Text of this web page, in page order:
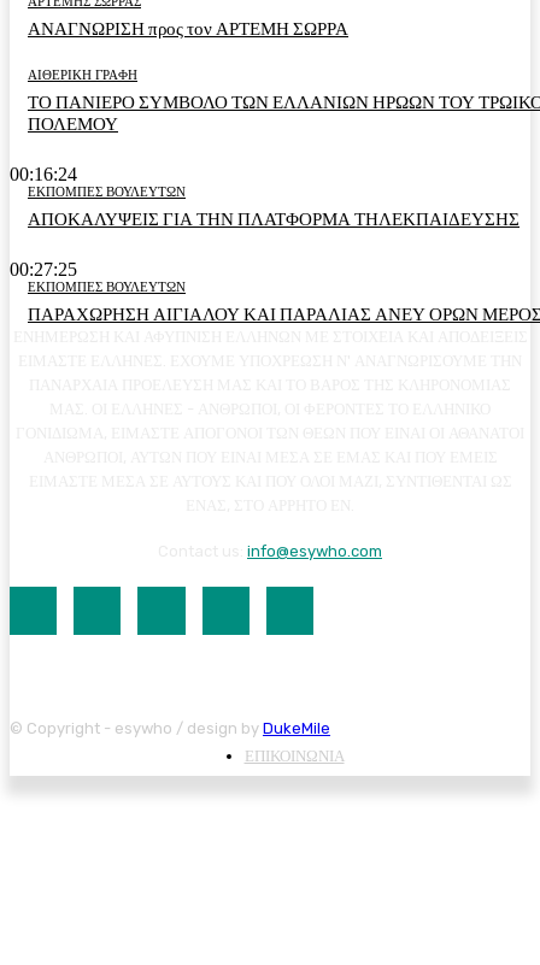
ΑΝΑΓΝΩΡΙΣΗ προς τον ΑΡΤΕΜΗ ΣΩΡΡΑ
ΑΙΘΕΡΙΚΗ ΓΡΑΦΗ
ΤΟ ΠΑΝΙΕΡΟ ΣΥΜΒΟΛΟ ΤΩΝ ΕΛΛΑΝΙΩΝ ΗΡΩΩΝ ΤΟΥ
ΠΟΛΕΜΟΥ
00:16:24
ΕΚΠΟΜΠΕΣ ΒΟΥΛΕΥΤΩΝ
ΑΠΟΚΑΛΥΨΕΙΣ ΓΙΑ ΤΗΝ ΠΛΑΤΦΟΡΜΑ ΤΗΛΕΚΠΑΙΔΕΥΣΗΣ
00:27:25
ΕΚΠΟΜΠΕΣ ΒΟΥΛΕΥΤΩΝ
ΠΑΡΑΧΩΡΗΣΗ ΑΙΓΙΑΛΟΥ ΚΑΙ ΠΑΡΑΛΙΑΣ ΑΝΕΥ ΟΡΩΝ ΜΕΡΟΣ
info@esywho.com
© Copyright - esywho / design by DukeMile
ΕΠΙΚΟΙΝΩΝΙΑ